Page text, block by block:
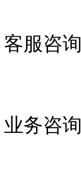
客服咨询
业务咨询